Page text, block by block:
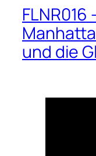
FLNR016
und die